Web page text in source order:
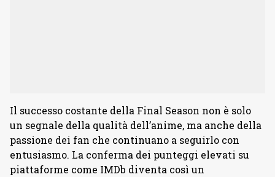
Il successo costante della Final Season non è solo
un segnale della qualità dell’anime, ma anche della
passione dei fan che continuano a seguirlo con
entusiasmo. La conferma dei punteggi elevati su
piattaforme come IMDb diventa così un